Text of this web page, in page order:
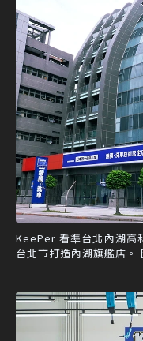
KeePer 看準台北內湖高
台北市打造內湖旗艦店